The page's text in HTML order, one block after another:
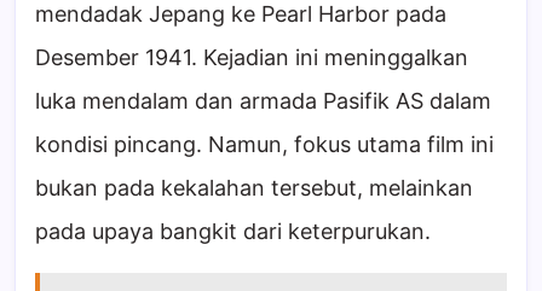
mendadak Jepang ke Pearl Harbor pada
Desember 1941. Kejadian ini meninggalkan
luka mendalam dan armada Pasifik AS dalam
kondisi pincang. Namun, fokus utama film ini
bukan pada kekalahan tersebut, melainkan
pada upaya bangkit dari keterpurukan.